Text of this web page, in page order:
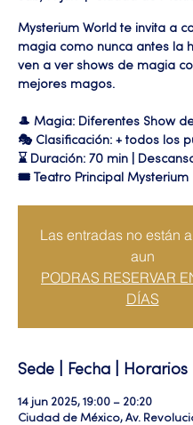
Mysterium World te invita a
magia como nunca antes la
ven a ver shows de magia
mejores magos.
🎩 Magia: Diferentes Show
🎭 Clasificación: + todos los
⌛ Duración: 70 min |
🎟 Teatro Principal Mysterium
Las entradas no están
aun
PODRAS RESERVAR
DÍAS
Sede | Fecha | Horarios
14 jun 2025, 19:00 – 20:20
Ciudad de México, Av.